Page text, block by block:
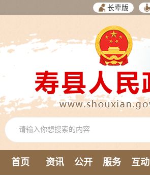
长辈版
首页 资讯 公开 服务 互动